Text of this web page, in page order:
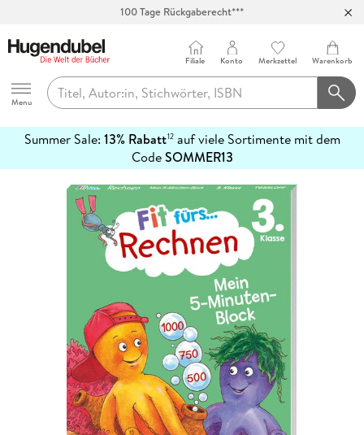
100 Tage Rückgaberecht***
Hugendubel
Menu
Filiale Konto Merkzettel Warenkorb
Summer Sale: 13% Rabatt12auf viele Sortimente mit dem
CodeSOMMER13
erfahren